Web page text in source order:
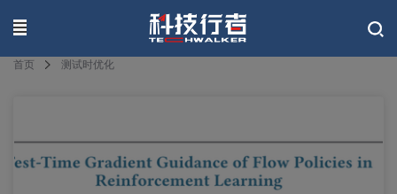
联系我们
首页 测试时优化